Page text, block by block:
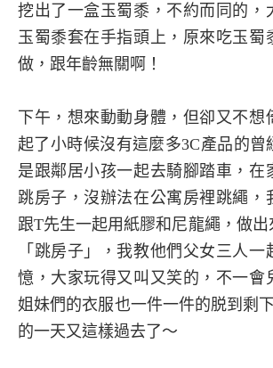
挖出了一盒玉蜀黍，不約而同的，
玉蜀黍套在手指頭上，原來吃玉蜀
做，跟年齡無關啊！
下午，想來動動身體，但卻又不想
起了小時候沒有這麼多3C產品的曾
是跟鄰居小孩一起去騎腳踏車，在
跳房子，沒辦法在公寓房裡跳繩，
跟T先生一起用紙膠和尼龍繩，做
「跳房子」，我教他們父女三人
憶，大家玩得又叫又笑的，不一會
姐妹們的衣服也一件一件的脱到剩
的一天又這樣過去了～